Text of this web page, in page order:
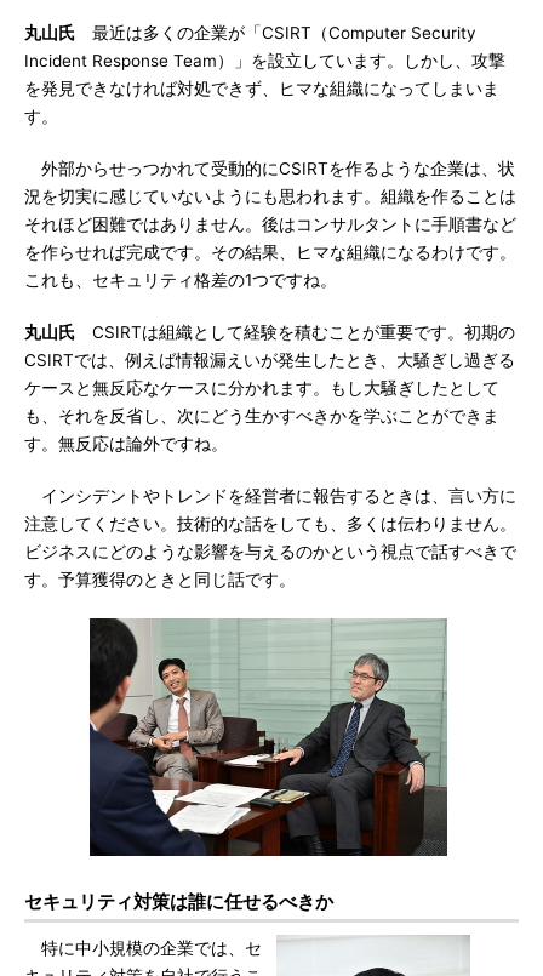
丸山氏 最近は多くの企業が「CSIRT（Computer Security
Incident Response Team）」を設立しています。しかし、攻撃
を発見できなければ対処できず、ヒマな組織になってしまいま
す。
外部からせっつかれて受動的にCSIRTを作るような企業は、状
況を切実に感じていないようにも思われます。組織を作ることは
それほど困難ではありません。後はコンサルタントに手順書など
を作らせれば完成です。その結果、ヒマな組織になるわけです。
これも、セキュリティ格差の1つですね。
丸山氏 CSIRTは組織として経験を積むことが重要です。初期の
CSIRTでは、例えば情報漏えいが発生したとき、大騒ぎし過ぎる
ケースと無反応なケースに分かれます。もし大騒ぎしたとして
も、それを反省し、次にどう生かすべきかを学ぶことができま
す。無反応は論外ですね。
インシデントやトレンドを経営者に報告するときは、言い方に
注意してください。技術的な話をしても、多くは伝わりません。
ビジネスにどのような影響を与えるのかという視点で話すべきで
す。予算獲得のときと同じ話です。
セキュリティ対策は誰に任せるべきか
特に中小規模の企業では、セ